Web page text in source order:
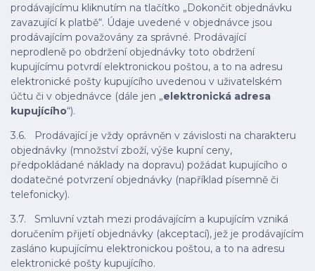
prodávajícímu kliknutím na tlačítko „Dokončit objednávku
zavazující k platbě“. Údaje uvedené v objednávce jsou
prodávajícím považovány za správné. Prodávající
neprodleně po obdržení objednávky toto obdržení
kupujícímu potvrdí elektronickou poštou, a to na adresu
elektronické pošty kupujícího uvedenou v uživatelském
účtu či v objednávce (dále jen „elektronická adresa
kupujícího“).
3.6. Prodávající je vždy oprávněn v závislosti na charakteru
objednávky (množství zboží, výše kupní ceny,
předpokládané náklady na dopravu) požádat kupujícího o
dodatečné potvrzení objednávky (například písemně či
telefonicky).
3.7. Smluvní vztah mezi prodávajícím a kupujícím vzniká
doručením přijetí objednávky (akceptací), jež je prodávajícím
zasláno kupujícímu elektronickou poštou, a to na adresu
elektronické pošty kupujícího.